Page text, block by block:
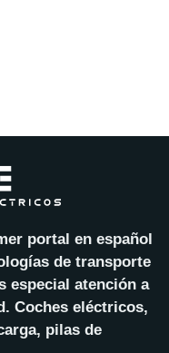
portal en español
de transporte
especial atención a
Coches eléctricos,
pilas de